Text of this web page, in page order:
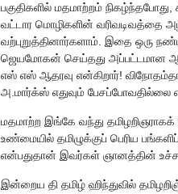
பகுதிகளில் மதமாற்றம் நிகழ்ந்தபோது,
வட்டார மொழிகளின் வரிவடிவத்தை
வற்புறுத்தினார்களாம். இதை ஒரு
ஜெயமோகன் செய்தது அப்பட்டமான
எஸ் எஸ் ஆதரவு என்கிறார்!
அ.மார்க்ஸ் எதுவும் பேசப்போவதில்லை
மதமாற்ற இங்கே வந்து தமிழறிஞராகக்
உண்மையில் தமிழுக்குப் பெரிய
என்பதுதான் இவர்கள் ஞானத்தின்
இன்றைய தி தமிழ் ஹிந்துவில்